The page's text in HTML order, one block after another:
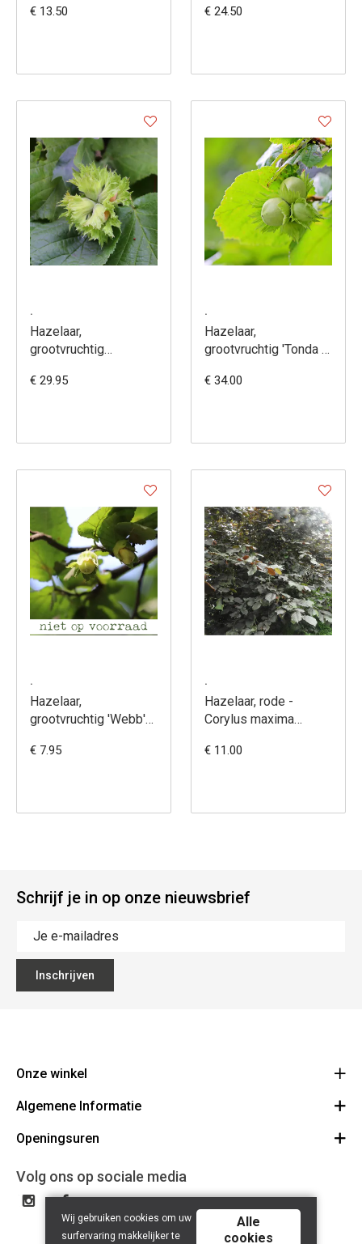
avellana
€ 13.50
avellana
€ 24.50
.
Hazelaar,
grootvruchtig
Corylus avellana
€ 29.95
.
Hazelaar,
grootvruchtig 'Tonda di
avellana
€ 34.00
.
Hazelaar,
grootvruchtig 'Webb's
avellana
€ 7.95
.
Hazelaar, rode -
Corylus maxima
€ 11.00
Schrijf je in op onze nieuwsbrief
Inschrijven
Onze winkel
Ecoflora
1500 Halle
32(0)2.361.77.61
BE 0886.319.484
Algemene Informatie
Vacatures
Bestellen en Betalen
Bio certificaat
Openingsuren
Maandag : gesloten
Dinsdag: 09:00 - 17:00
Woensdag: 09:00 - 17:00
Volg ons op sociale media
Wij gebruiken cookies om uw
surfervaring makkelijker te
Alle
cookies